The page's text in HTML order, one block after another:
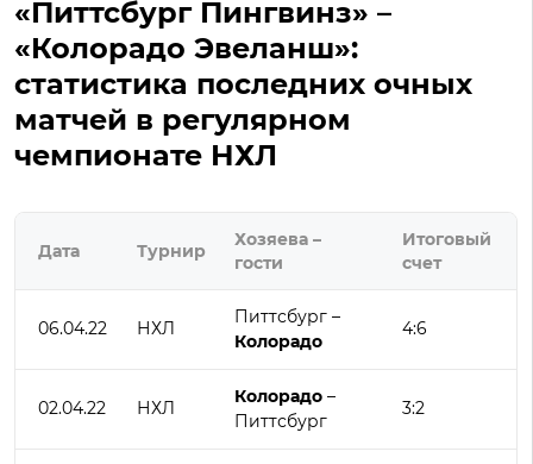
«Питтсбург Пингвинз» –
«Колорадо Эвеланш»:
статистика последних очных
матчей в регулярном
чемпионате НХЛ
Дата Турнир
Хозяева –
гости
Итоговый
счет
06.04.22 НХЛ
Питтсбург –
Колорадо
4:6
02.04.22 НХЛ
Колорадо –
Питтсбург
3:2